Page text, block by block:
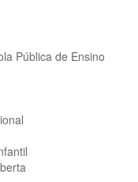
Pública de Ensino